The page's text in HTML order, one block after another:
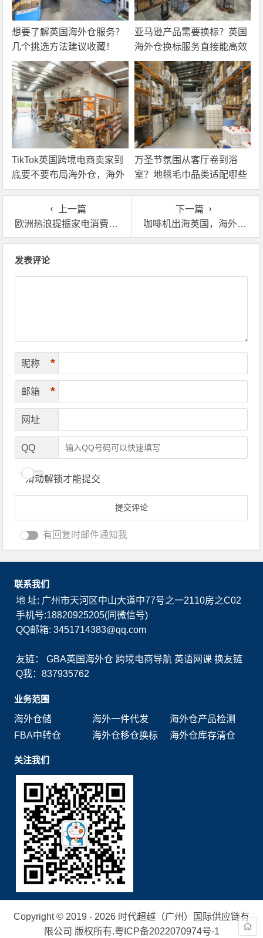
想要了解英国海外仓服务？
几个挑选方法建议收藏！
亚马逊产品需要换标？英国
海外仓换标服务直接能高效
解决！
TikTok英国跨境电商卖家到
底要不要布局海外仓，海外
仓优势分析！
万圣节氛围从客厅卷到浴
室？地毯毛巾品类适配哪些
海外仓服务？
上一篇
欧洲热浪提振家电消费需求，ebay卖家如何用海外仓抓住机会？
下一篇
咖啡机出海英国，海外仓到底重要吗？
发表评论
昵称 *
邮箱 *
网址
QQ
滑动解锁才能提交
有回复时邮件通知我
联系我们
地 址: 广州市天河区中山大道中77号之一2110房之C02
手机号:18820925205(同微信号)
QQ邮箱: 3451714383@qq.com
友链：GBA英国海外仓 跨境电商导航 英语网课 换友链
Q我：837935762
业务范围
海外仓储
海外一件代发
海外仓产品检测
FBA中转仓
海外仓移仓换标 海外仓库存清仓
关注我们
Copyright © 2019 - 2026 时代超越（广州）国际供应链有
限公司 版权所有.粤ICP备2022070974号-1